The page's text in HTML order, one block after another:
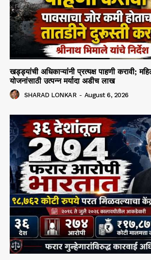
खड्ड्यांची अधिकाऱ्यांनी प्रत्यक्ष पाहणी करावी;
योजनांसाठी उत्पन्न मर्यादा अडीच लाख
SHARAD LONKAR - August 6, 2026